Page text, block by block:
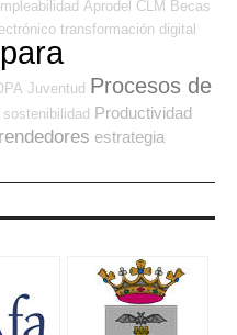
Aprodel CLM Becas
transformación digital
Juventud Procesos de
sostenibilidad Productividad
estrategia